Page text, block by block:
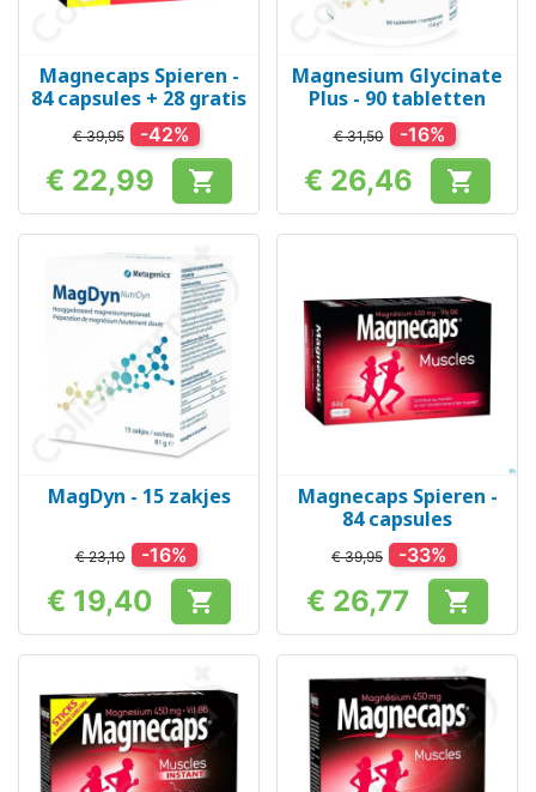
Magnecaps Spieren -
84 capsules + 28 gratis
€ 39,95 -42%
Prijs
€ 22,99 
Magnesium Glycinate
Plus - 90 tabletten
€ 31,50 -16%
Prijs
€ 26,46 
MagDyn - 15 zakjes
€ 23,10 -16%
Prijs
€ 19,40 
Magnecaps Spieren -
84 capsules
€ 39,95 -33%
Prijs
€ 26,77 